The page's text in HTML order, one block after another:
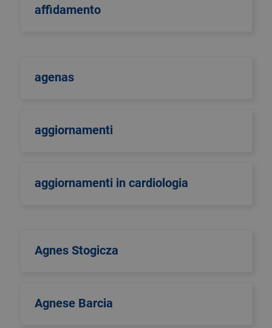
affidamento
agenas
aggiornamenti
aggiornamenti in cardiologia
Agnes Stogicza
Agnese Barcia